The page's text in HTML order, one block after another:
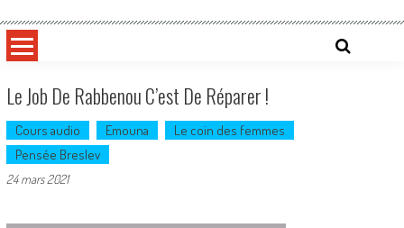
Le Job De Rabbenou C’est De Réparer !
Cours audio Emouna
Le coin des femmes
Pensée Breslev
24 mars 2021